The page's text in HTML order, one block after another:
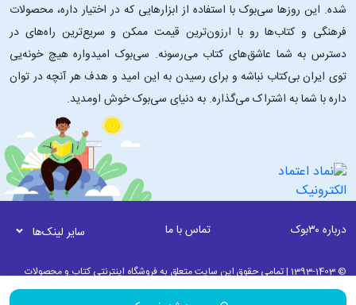
شده. این ‌روزها سی‌بوک با استفاده از ابزارهایی که در اختیار داره، محصولات
فرهنگی و کتاب‌ها رو با ارزون‌ترین قیمت ممکن و سریع‌ترین راه‌های در
دسترس به شما عاشق‌های کتاب می‌رسونه. سی‌بوک امیدواره هیچ خونه‌یی
توی ایران بی‌کتاب نباشه و برای رسیدن به این امید و هدف هر آنچه در توان
داره با شما به اشتراک می‌گذاره. به دنیای سی‌بوک خوش اومدید.
درباره ۳۰بوک تماس با ما سایر لینک‌ها
© 1393-1403 | تمامی حقوق این سایت متعلق به فروشگاه اینترنتی کتاب و محصولات
فرهنگی 30بوک می باشد. | به روز رسانی نرم افزاری 12 مرداد ماه 1405 ساعت 00:45